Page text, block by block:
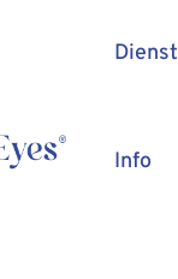
Info